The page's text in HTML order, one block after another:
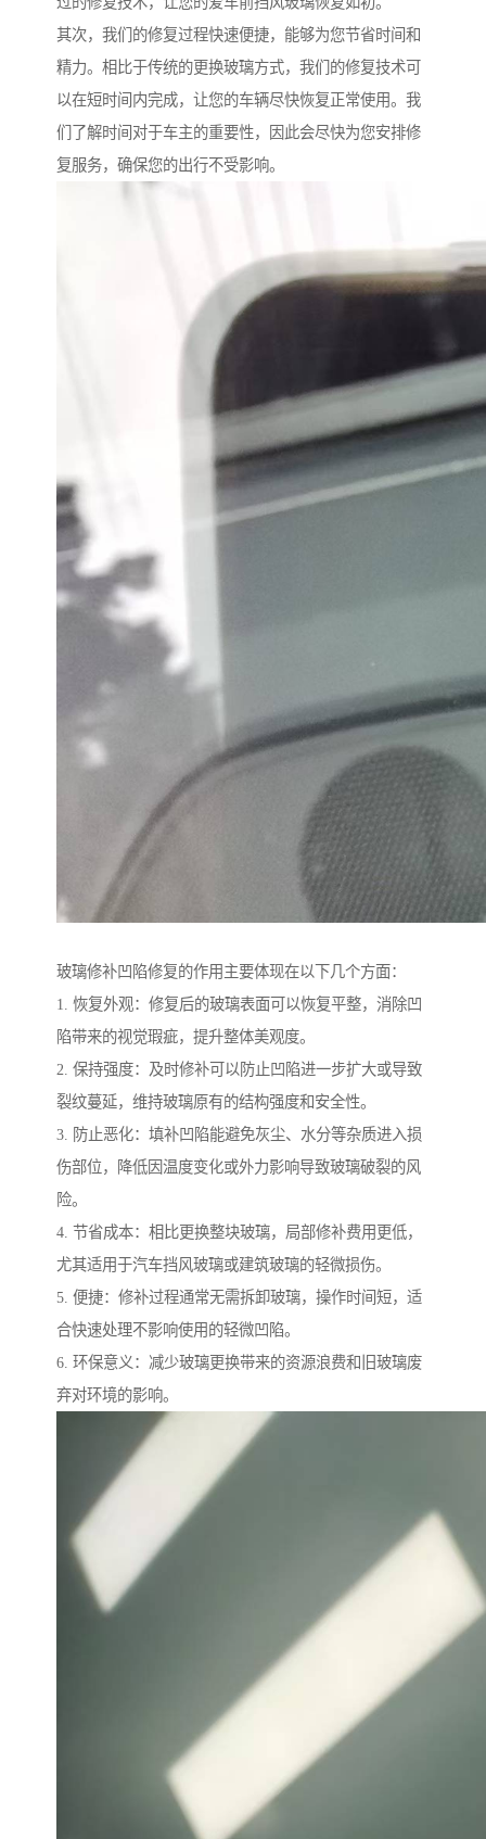
其次，我们的修复过程快速便捷，能够为您节省时间和
精力。相比于传统的更换玻璃方式，我们的修复技术可
以在短时间内完成，让您的车辆尽快恢复正常使用。我
们了解时间对于车主的重要性，因此会尽快为您安排修
复服务，确保您的出行不受影响。
玻璃修补凹陷修复的作用主要体现在以下几个方面：
1. 恢复外观：修复后的玻璃表面可以恢复平整，消除凹
陷带来的视觉瑕疵，提升整体美观度。
2. 保持强度：及时修补可以防止凹陷进一步扩大或导致
裂纹蔓延，维持玻璃原有的结构强度和安全性。
3. 防止恶化：填补凹陷能避免灰尘、水分等杂质进入损
伤部位，降低因温度变化或外力影响导致玻璃破裂的风
险。
4. 节省成本：相比更换整块玻璃，局部修补费用更低，
尤其适用于汽车挡风玻璃或建筑玻璃的轻微损伤。
5. 便捷：修补过程通常无需拆卸玻璃，操作时间短，适
合快速处理不影响使用的轻微凹陷。
6. 环保意义：减少玻璃更换带来的资源浪费和旧玻璃废
弃对环境的影响。